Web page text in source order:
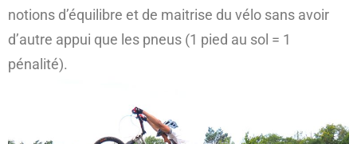
notions d’équilibre et de maitrise du vélo sans avoir
d’autre appui que les pneus (1 pied au sol = 1
pénalité).